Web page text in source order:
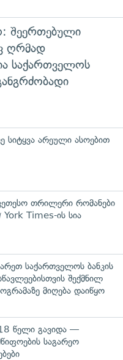
შეერთებული
ღრმად
საქართველოს
სიტყვა არეული ასოებით
თრილერი რომანები
Times-ის სია
საქართველოს ბანკის
შექმნილ
მიღება დაიწყო
წელი გავიდა —
საგარეო